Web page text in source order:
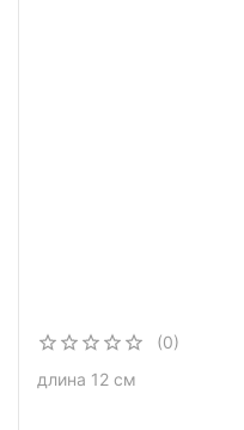
(0)
длина 12 см